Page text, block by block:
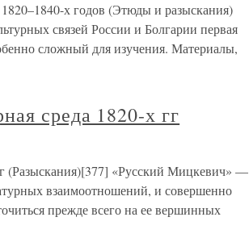
х годов (Этюды и разыскания)
связей России и Болгарии первая
сложный для изучения. Материалы,
среда 1820-х гг
(Разыскания)[377] «Русский Мицкевич» —
взаимоотношений, и совершенно
прежде всего на ее вершинных